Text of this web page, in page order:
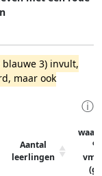
3) invult,
maar ook
ⓘ
Aantal
leerlingen
%